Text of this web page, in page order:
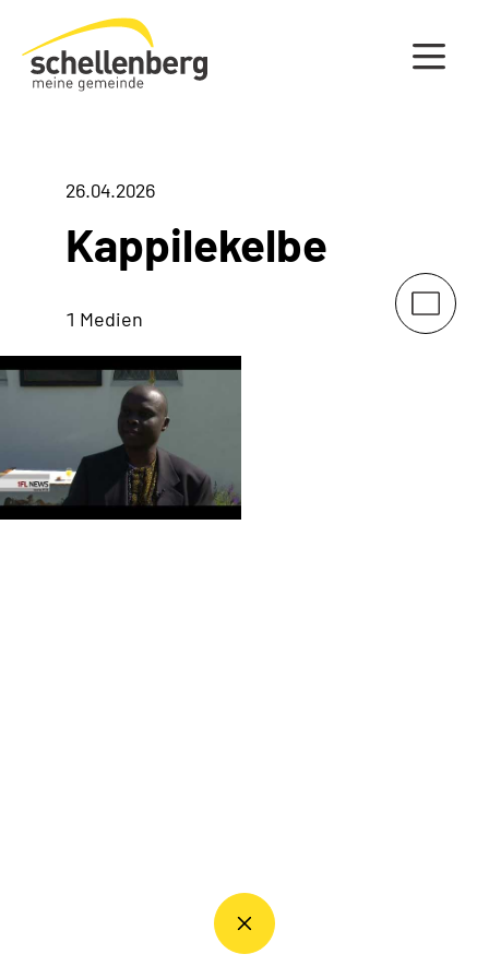
Gemeinde Schellenberg Startseite
26.04.2026
Kappilekelbe
1 Medien